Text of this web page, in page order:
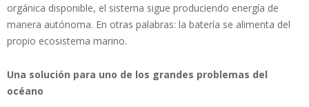
orgánica disponible, el sistema sigue produciendo energía de
manera autónoma. En otras palabras: la batería se alimenta del
propio ecosistema marino.
Una solución para uno de los grandes problemas del
océano